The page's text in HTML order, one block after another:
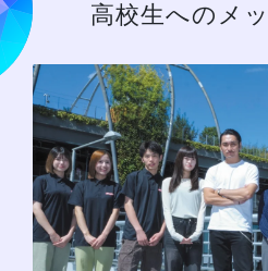
高校生へのメ
学校紹介
学科・専攻
教育システム